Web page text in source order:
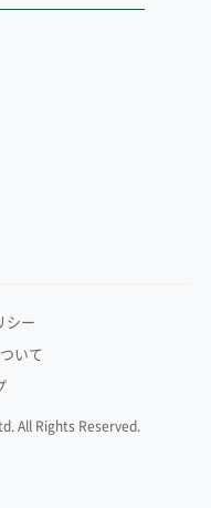
シー
いて
All Rights Reserved.